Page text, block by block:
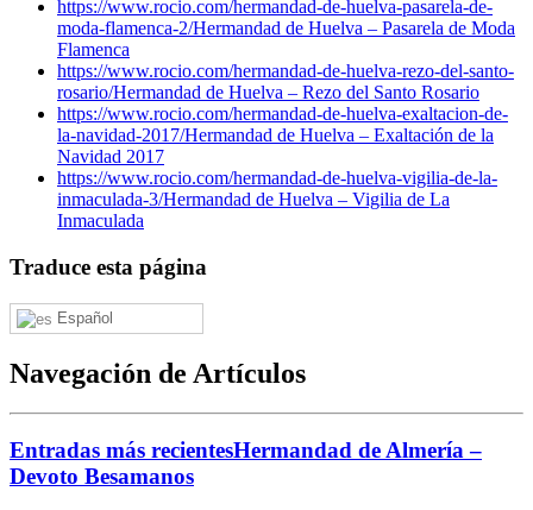
https://www.rocio.com/hermandad-de-huelva-pasarela-de-
moda-flamenca-2/Hermandad de Huelva – Pasarela de Moda
Flamenca
https://www.rocio.com/hermandad-de-huelva-rezo-del-santo-
rosario/Hermandad de Huelva – Rezo del Santo Rosario
https://www.rocio.com/hermandad-de-huelva-exaltacion-de-
la-navidad-2017/Hermandad de Huelva – Exaltación de la
Navidad 2017
https://www.rocio.com/hermandad-de-huelva-vigilia-de-la-
inmaculada-3/Hermandad de Huelva – Vigilia de La
Inmaculada
Traduce esta página
Español
Navegación de Artículos
Entradas más recientesHermandad de Almería –
Devoto Besamanos